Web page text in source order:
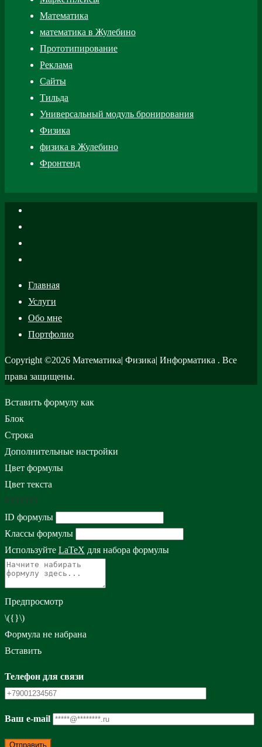
Математика
математика в Жулебино
Прототипирование
Реклама
Сайты
Тильда
Универсальный модуль бронирования
Физика
физика в Жулебино
Фронтенд
Главная
Услуги
Обо мне
Портфолио
Copyright ©2026 Математика| Физика| Информатика . Все
права защищены.
Вставить формулу как
Блок
Строка
Дополнительные настройки
Цвет формулы
Цвет текста
#333333
ID формулы
Классы формулы
Используйте LaTeX для набора формулы
Предпросмотр
\({}\)
Формула не набрана
Вставить
Телефон для связи
Ваш e-mail